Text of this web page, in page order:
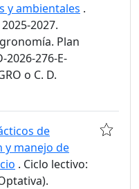
y ambientales .
2027.
Plan
2026-276-E-
o C. D.
de
y manejo de
. Ciclo lectivo: